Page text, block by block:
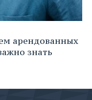
арендованных
знать